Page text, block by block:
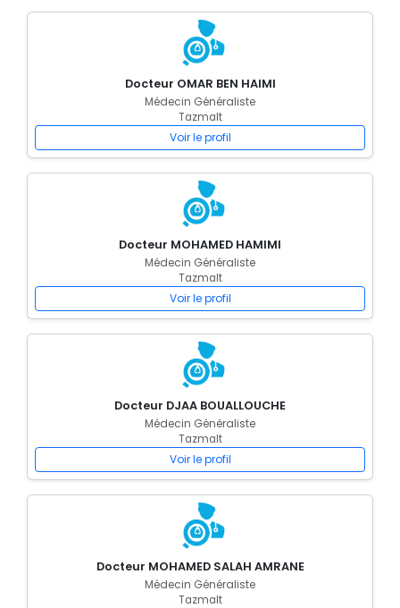
Docteur OMAR BEN HAIMI
Médecin Généraliste
Tazmalt
Voir le profil
Docteur MOHAMED HAMIMI
Médecin Généraliste
Tazmalt
Voir le profil
Docteur DJAA BOUALLOUCHE
Médecin Généraliste
Tazmalt
Voir le profil
Docteur MOHAMED SALAH AMRANE
Médecin Généraliste
Tazmalt